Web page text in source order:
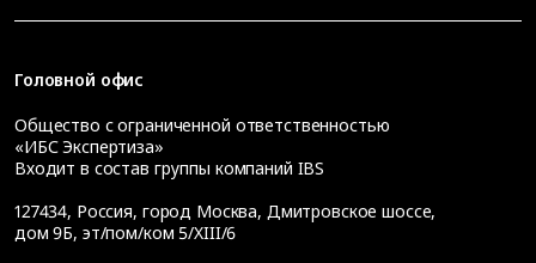
Головной офис
Общество с ограниченной ответственностью
«ИБС Экспертиза»
Входит в состав группы компаний IBS
127434, Россия, город Москва, Дмитровское шоссе,
дом 9Б, эт/пом/ком 5/XIII/6